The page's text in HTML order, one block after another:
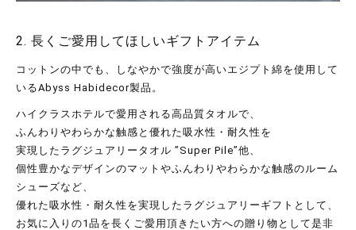
2. 長くご愛用してほしいギフトアイテム
コットンの中でも、しなやかで強度が高いエジプト綿を使用して
いるAbyss Habidecor製品。
ハイクラスホテルで愛用される高品質タオルで、
ふんわりやわらかな触感と優れた吸水性・耐久性を
実現したラグジュアリータオル ”Super Pile”他、
個性豊かなデザインのマットやふんわりやわらかな触感のルーム
シューズなど、
優れた吸水性・耐久性を実現したラグジュアリーギフトとして、
お気に入りの1品を長くご愛用頂きたい方への贈り物として是非